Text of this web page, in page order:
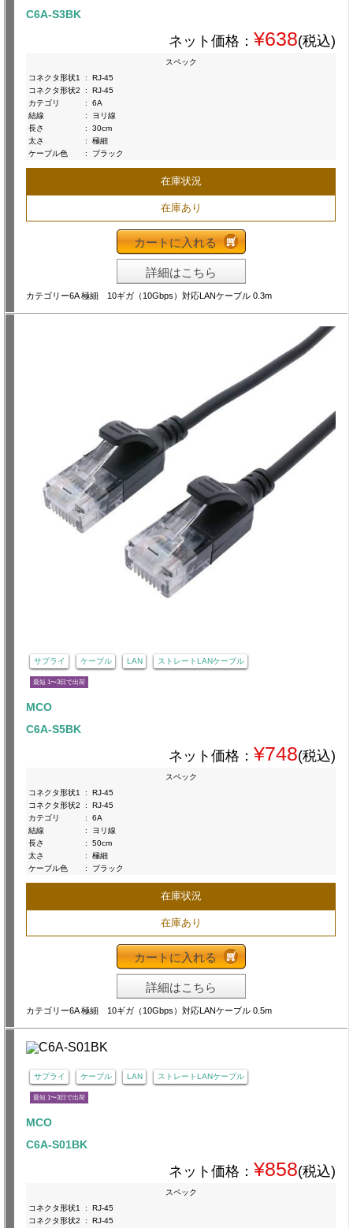
C6A-S3BK
ネット価格： ¥638(税込)
スペック
コネクタ形状1
:
RJ-45
コネクタ形状2
:
RJ-45
カテゴリ
:
6A
結線
:
ヨリ線
長さ
:
30cm
太さ
:
極細
ケーブル色
: ブラック
在庫状況
在庫あり
カートに入れる
詳細はこちら
カテゴリー6A 極細 10ギガ（10Gbps）対応LANケーブル 0.3m
サプライ ケーブル LAN ストレートLANケーブル
最短 1〜3日で出荷
MCO
C6A-S5BK
ネット価格： ¥748(税込)
スペック
コネクタ形状1
:
RJ-45
コネクタ形状2
:
RJ-45
カテゴリ
:
6A
結線
:
ヨリ線
長さ
:
50cm
太さ
:
極細
ケーブル色
: ブラック
在庫状況
在庫あり
カートに入れる
詳細はこちら
カテゴリー6A 極細 10ギガ（10Gbps）対応LANケーブル 0.5m
サプライ ケーブル LAN ストレートLANケーブル
最短 1〜3日で出荷
MCO
C6A-S01BK
ネット価格： ¥858(税込)
スペック
コネクタ形状1
:
RJ-45
コネクタ形状2
: RJ-45